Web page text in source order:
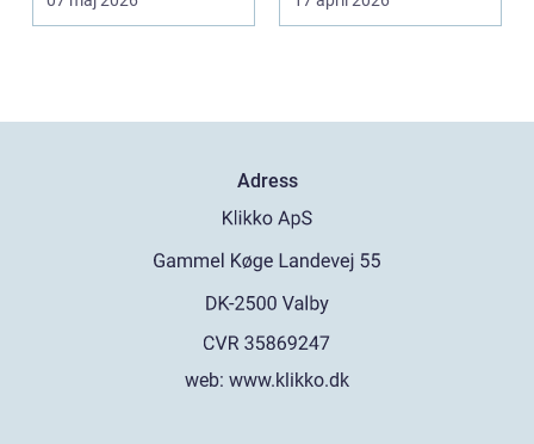
Adress
web: www.klikko.dk